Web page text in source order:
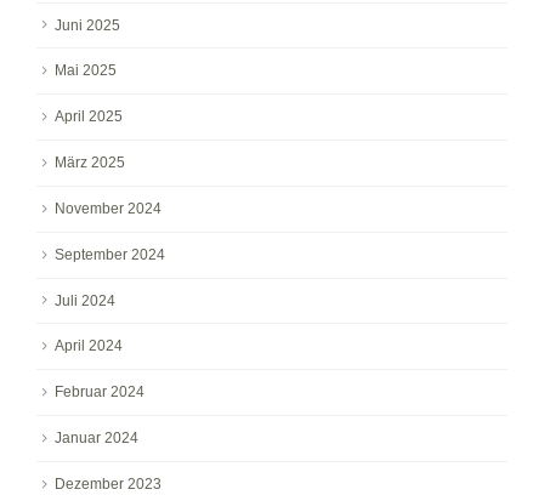
Juni 2025
Mai 2025
April 2025
März 2025
November 2024
September 2024
Juli 2024
April 2024
Februar 2024
Januar 2024
Dezember 2023